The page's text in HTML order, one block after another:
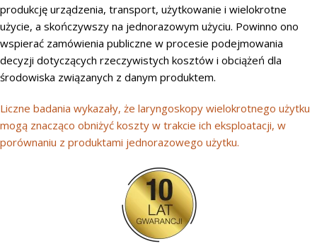
produkcję urządzenia, transport, użytkowanie i wielokrotne
użycie, a skończywszy na jednorazowym użyciu. Powinno ono
wspierać zamówienia publiczne w procesie podejmowania
decyzji dotyczących rzeczywistych kosztów i obciążeń dla
środowiska związanych z danym produktem.
Liczne badania wykazały, że laryngoskopy wielokrotnego użytku
mogą znacząco obniżyć koszty w trakcie ich eksploatacji, w
porównaniu z produktami jednorazowego użytku.